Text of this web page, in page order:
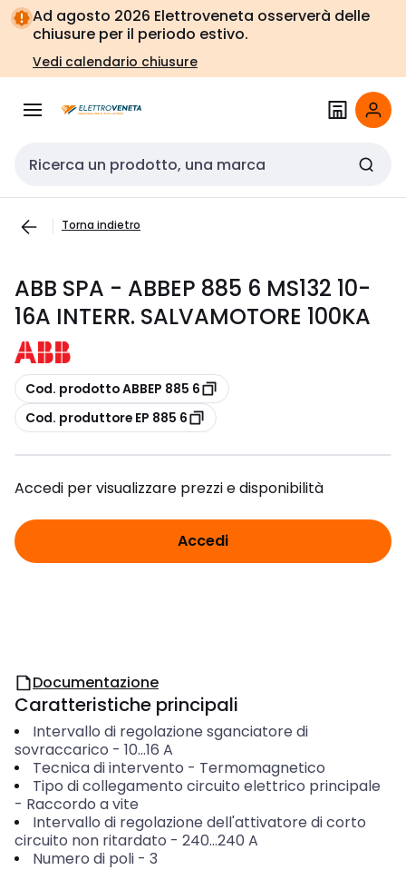
Vai alla
navigazione
Vai
alla
pagina
Ad agosto 2026 Elettroveneta osserverà delle
chiusure per il periodo estivo.
Vedi calendario chiusure
Cerca input
Torna indietro
ABB SPA - ABBEP 885 6 MS132 10-
16A INTERR. SALVAMOTORE 100KA
copia
Cod. prodotto ABBEP 885 6
copia
Cod. produttore EP 885 6
Accedi per visualizzare prezzi e disponibilità
Accedi
Documentazione
Caratteristiche principali
Intervallo di regolazione sganciatore di
sovraccarico - 10...16 A
Tecnica di intervento - Termomagnetico
Tipo di collegamento circuito elettrico principale
- Raccordo a vite
Intervallo di regolazione dell'attivatore di corto
circuito non ritardato - 240...240 A
Numero di poli- 3